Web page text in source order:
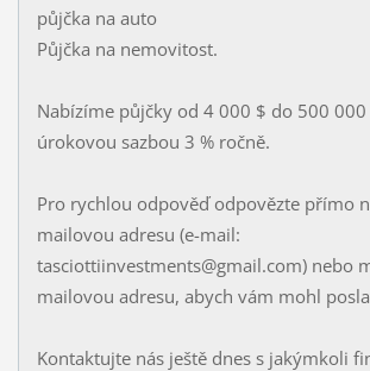
půjčka na auto
Půjčka na nemovitost.
Nabízíme půjčky od 4 000 $ do 500
úrokovou sazbou 3 % ročně.
Pro rychlou odpověď odpovězte přímo
mailovou adresu (e-mail:
tasciottiinvestments@gmail.com) nebo
mailovou adresu, abych vám mohl
Kontaktujte nás ještě dnes s jakýmkoli